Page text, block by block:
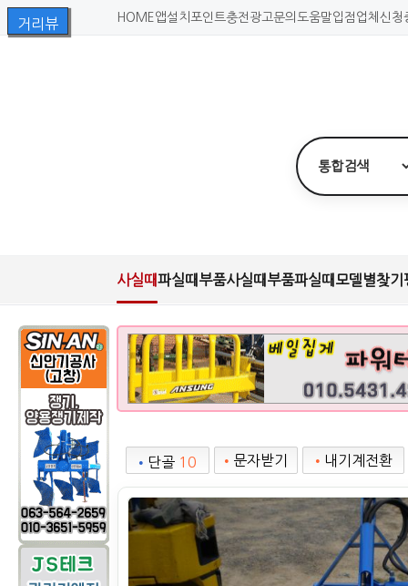
HOME 앱설치 포인트충전 광고문의 도움말입점업체신청
사실때파실때 부품사실때 부품파실때 모델별찾기
• 단골 10 • 문자받기 • 내기계전환